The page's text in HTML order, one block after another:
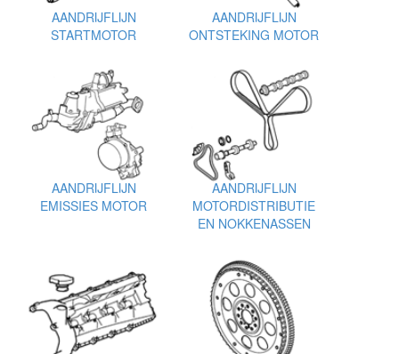
AANDRIJFLIJN
STARTMOTOR
AANDRIJFLIJN
ONTSTEKING MOTOR
AANDRIJFLIJN
EMISSIES MOTOR
AANDRIJFLIJN
MOTORDISTRIBUTIE
EN NOKKENASSEN